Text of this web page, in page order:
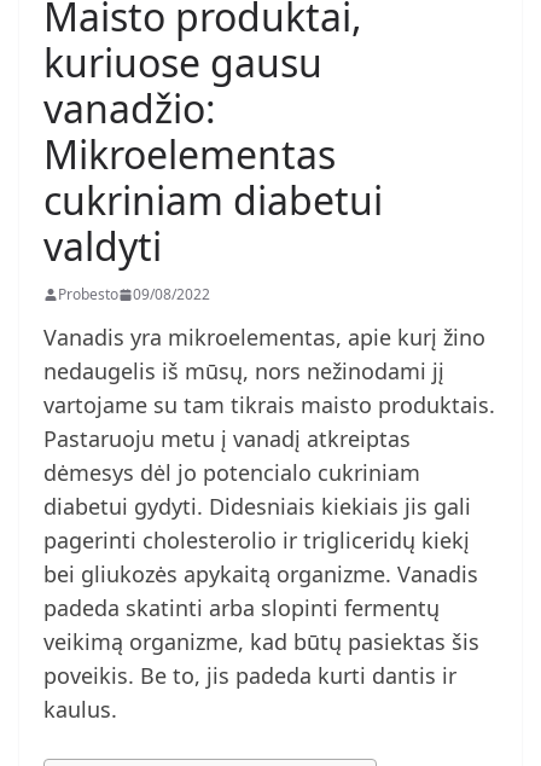
Maisto produktai,
kuriuose gausu
vanadžio:
Mikroelementas
cukriniam diabetui
valdyti
Probesto 09/08/2022
Vanadis yra mikroelementas, apie kurį žino
nedaugelis iš mūsų, nors nežinodami jį
vartojame su tam tikrais maisto produktais.
Pastaruoju metu į vanadį atkreiptas
dėmesys dėl jo potencialo cukriniam
diabetui gydyti. Didesniais kiekiais jis gali
pagerinti cholesterolio ir trigliceridų kiekį
bei gliukozės apykaitą organizme. Vanadis
padeda skatinti arba slopinti fermentų
veikimą organizme, kad būtų pasiektas šis
poveikis. Be to, jis padeda kurti dantis ir
kaulus.